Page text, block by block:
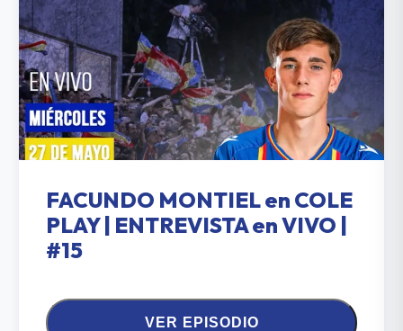
FACUNDO MONTIEL en COLE
PLAY | ENTREVISTA en VIVO |
#15
VER EPISODIO